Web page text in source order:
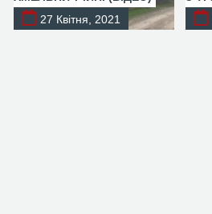
27 Квітня, 2021